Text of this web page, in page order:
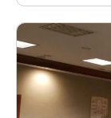
multilayer.
sem